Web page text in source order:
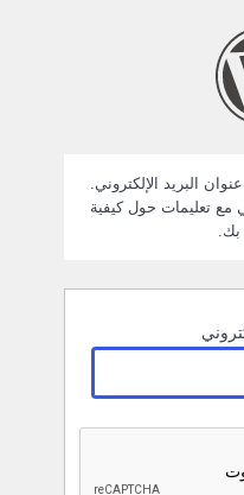
البريد الإلكتروني.
مع تعليمات حول كيفية